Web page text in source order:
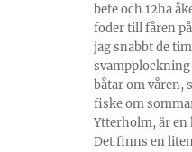
bete och 12ha
foder till fåren
jag snabbt de
båtar om våren,
fiske om
Ytterholm, är
Det finns en